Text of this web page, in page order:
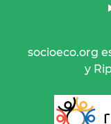
socioeco.org
y